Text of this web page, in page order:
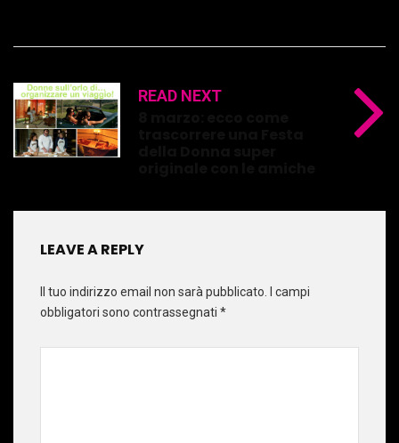
READ NEXT
LEAVE A REPLY
Il tuo indirizzo email non sarà pubblicato.
I campi
obbligatori sono contrassegnati *